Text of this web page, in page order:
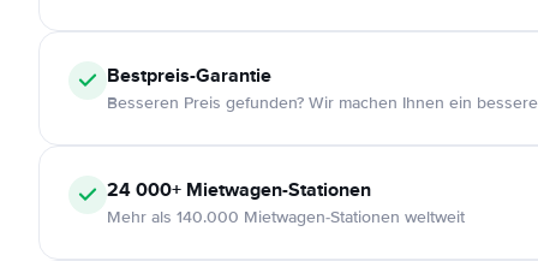
Bestpreis-Garantie
Besseren Preis gefunden? Wir machen Ihnen ein
24 000+ Mietwagen-Stationen
Mehr als 140.000 Mietwagen-Stationen weltweit